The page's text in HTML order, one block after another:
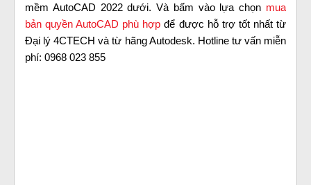
mềm AutoCAD 2022 dưới. Và bấm vào lựa chọn mua
bản quyền AutoCAD phù hợp để được hỗ trợ tốt nhất từ
Đại lý 4CTECH và từ hãng Autodesk. Hotline tư vấn miễn
phí: 0968 023 855